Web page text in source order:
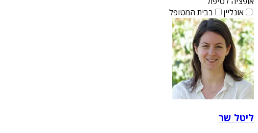
אונליין
בבית המטופל
ליטל שר